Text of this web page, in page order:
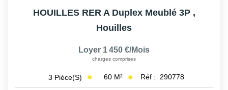
HOUILLES RER A Duplex Meublé 3P ,
Houilles
Loyer 1 450 €/mois
charges comprises
3 Pièce(s) 60 M² Réf : 290778